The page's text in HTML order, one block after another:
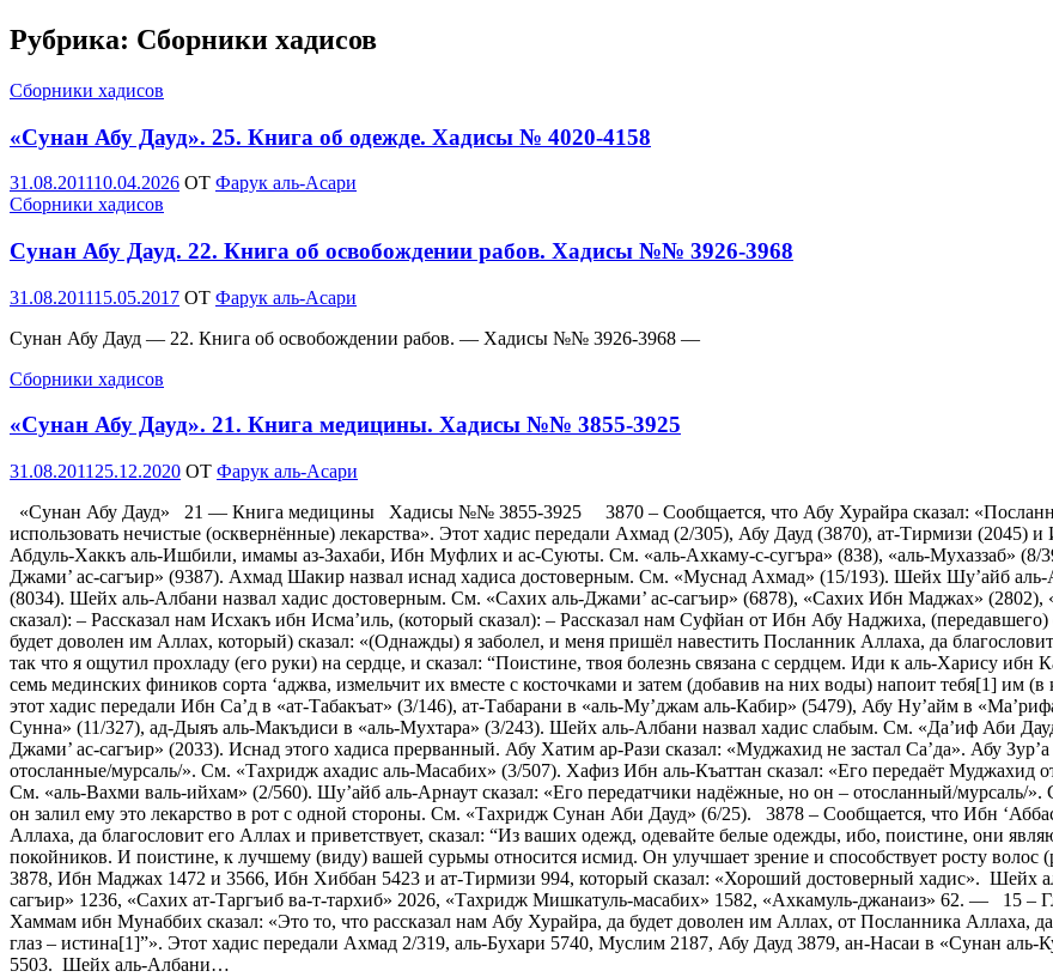
Рубрика: Сборники хадисов
Сборники хадисов
«Сунан Абу Дауд». 25. Книга об одежде. Хадисы № 4020-4158
Опубликовано
31.08.201110.04.2026 OT Фарук аль-Асари
Сборники хадисов
Сунан Абу Дауд. 22. Книга об освобождении рабов. Хадисы №№ 3926-3968
Опубликовано
31.08.201115.05.2017 OT Фарук аль-Асари
Сунан Абу Дауд — 22. Книга об освобождении рабов. — Хадисы №№ 3926-3968 —
Сборники хадисов
«Сунан Абу Дауд». 21. Книга медицины. Хадисы №№ 3855-3925
Опубликовано
31.08.2011 25.12.2020 OT Фарук аль-Асари
«Сунан Абу Дауд» 21 — Книга медицины Хадисы №№ 3855-3925 3870 – Сообщается, что Абу Хурайра сказал: «Посланник
использовать нечистые (осквернённые) лекарства». Этот хадис передали Ахмад (2/305), Абу Дауд (3870), ат-Тирмизи (2045)
Абдуль-Хаккъ аль-Ишбили, имамы аз-Захаби, Ибн Муфлих и ас-Суюты. См. «аль-Ахкаму-с-сугъра» (838), «аль-Мухаззаб» (8/
Джами’ ас-сагъир» (9387). Ахмад Шакир назвал иснад хадиса достоверным. См. «Муснад Ахмад» (15/193). Шейх Шу’айб
(8034). Шейх аль-Албани назвал хадис достоверным. См. «Сахих аль-Джами’ ас-сагъир» (6878), «Сахих Ибн Маджах»
сказал): – Рассказал нам Исхакъ ибн Исма’иль, (который сказал): – Рассказал нам Суфйан от Ибн Абу Наджиха,
будет доволен им Аллах, который) сказал: «(Однажды) я заболел, и меня пришёл навестить Посланник Аллаха, да
так что я ощутил прохладу (его руки) на сердце, и сказал: “Поистине, твоя болезнь связана с сердцем. Иди к аль-Харису
семь мединских фиников сорта ‘аджва, измельчит их вместе с косточками и затем (добавив на них воды) напоит тебя[1] им
этот хадис передали Ибн Са’д в «ат-Табакъат» (3/146), ат-Табарани в «аль-Му’джам аль-Кабир» (5479), Абу Ну’айм в
Сунна» (11/327), ад-Дыяъ аль-Макъдиси в «аль-Мухтара» (3/243). Шейх аль-Албани назвал хадис слабым. См. «Да’иф Аби
Джами’ ас-сагъир» (2033). Иснад этого хадиса прерванный. Абу Хатим ар-Рази сказал: «Муджахид не застал Са’да». Абу
отосланные/мурсаль/». См. «Тахридж ахадис аль-Масабих» (3/507). Хафиз Ибн аль-Къаттан сказал: «Его передаёт Муджахид
См. «аль-Вахми валь-ийхам» (2/560). Шу’айб аль-Арнаут сказал: «Его передатчики надёжные, но он – отосланный/
он залил ему это лекарство в рот с одной стороны. См. «Тахридж Сунан Аби Дауд» (6/25). 3878 – Сообщается, что Ибн
Аллаха, да благословит его Аллах и приветствует, сказал: “Из ваших одежд, одевайте белые одежды, ибо, поистине, они
покойников. И поистине, к лучшему (виду) вашей сурьмы относится исмид. Он улучшает зрение и способствует росту
3878, Ибн Маджах 1472 и 3566, Ибн Хиббан 5423 и ат-Тирмизи 994, который сказал: «Хороший достоверный хадис». Шейх
сагъир» 1236, «Сахих ат-Таргъиб ва-т-тархиб» 2026, «Тахридж Мишкатуль-масабих» 1582, «Ахкамуль-джанаиз» 62. — 15 –
Хаммам ибн Мунаббих сказал: «Это то, что рассказал нам Абу Хурайра, да будет доволен им Аллах, от Посланника Аллаха,
глаз – истина[1]”». Этот хадис передали Ахмад 2/319, аль-Бухари 5740, Муслим 2187, Абу Дауд 3879, ан-Насаи в «Сунан
5503. Шейх аль-Албани…